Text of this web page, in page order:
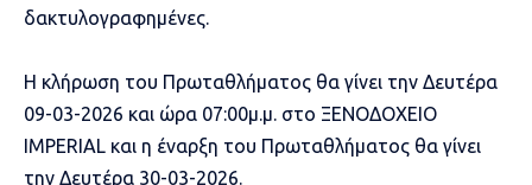
δακτυλογραφημένες.
Η κλήρωση του Πρωταθλήματος θα γίνει την Δευτέρα
09-03-2026 και ώρα 07:00μ.μ. στο ΞΕΝΟΔΟΧΕΙΟ
IMPERIAL και η έναρξη του Πρωταθλήματος θα γίνει
την Δευτέρα 30-03-2026.